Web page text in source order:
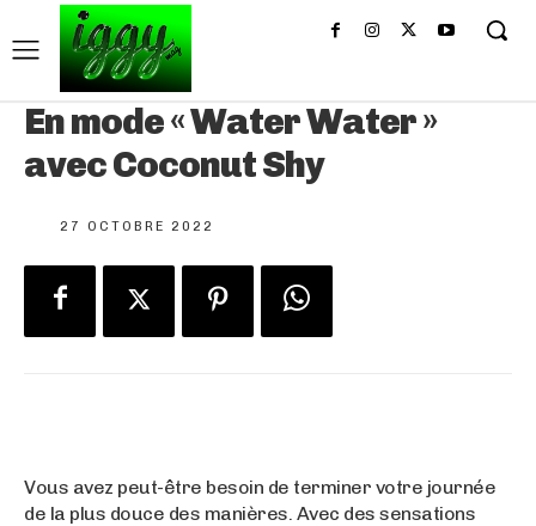
En mode « Water Water »
avec Coconut Shy
27 OCTOBRE 2022
Vous avez peut-être besoin de terminer votre journée
de la plus douce des manières. Avec des sensations